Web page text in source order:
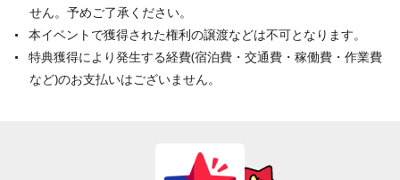
せん。予めご了承ください。
本イベントで獲得された権利の譲渡などは不可となります。
特典獲得により発生する経費(宿泊費・交通費・稼働費・作業費
など)のお支払いはございません。